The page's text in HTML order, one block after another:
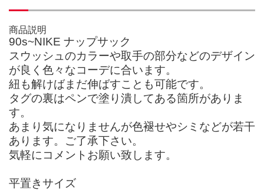
商品説明
90s~NIKE ナップサック
スウッシュのカラーや取手の部分などのデザイン
が良く色々なコーデに合います。
紐も解けばまだ伸ばすことも可能です。
タグの裏はペンで塗り潰してある箇所がありま
す。
あまり気になりませんが色褪せやシミなどが若干
あります。ご了承下さい。
気軽にコメントお願い致します。
平置きサイズ